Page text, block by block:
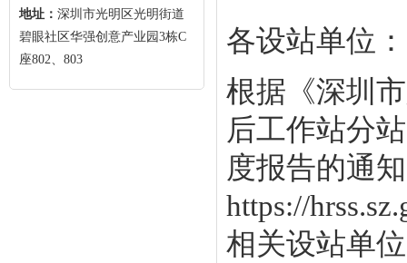
地址： 深圳市光明区光明街道
碧眼社区华强创意产业园3栋C
座802、803
各设站单位：
根据《深圳
后工作站分
度报告的通
https://
相关设站单